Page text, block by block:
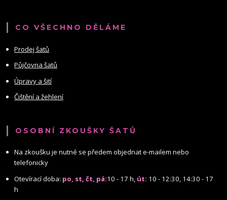
CO VŠECHNO DĚLÁME
Prodej šatů
Půjčovna šatů
Úpravy a šití
Čištění a žehlení
OSOBNÍ ZKOUŠKY ŠATŮ
Na zkoušku je nutné se předem objednat e-mailem nebo
telefonicky
Otevírací doba: po, st, čt, pá:10 - 17 h, út: 10 - 12:30, 14:30 - 17
h